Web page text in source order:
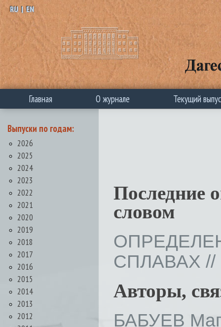
RU | EN
Главная О журнале Текущий
Выпуски по годам:
2026
2025
2024
2023
2022
2021
2020
2019
2018
2017
2016
2015
2014
2013
2012
Последние
словом
СПЛАВАХ //
Авторы,
БАБУЕВ